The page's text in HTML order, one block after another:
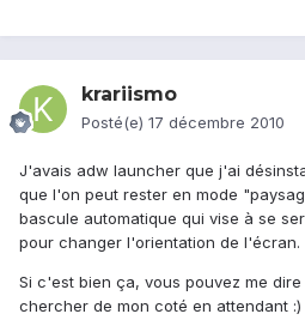
krariismo
Posté(e) 17 décembre 2010
J'avais adw launcher que j'ai
que l'on peut rester en mode
bascule automatique qui vise à se
pour changer l'orientation de l'écran.
Si c'est bien ça, vous pouvez me
chercher de mon coté en attendant :)